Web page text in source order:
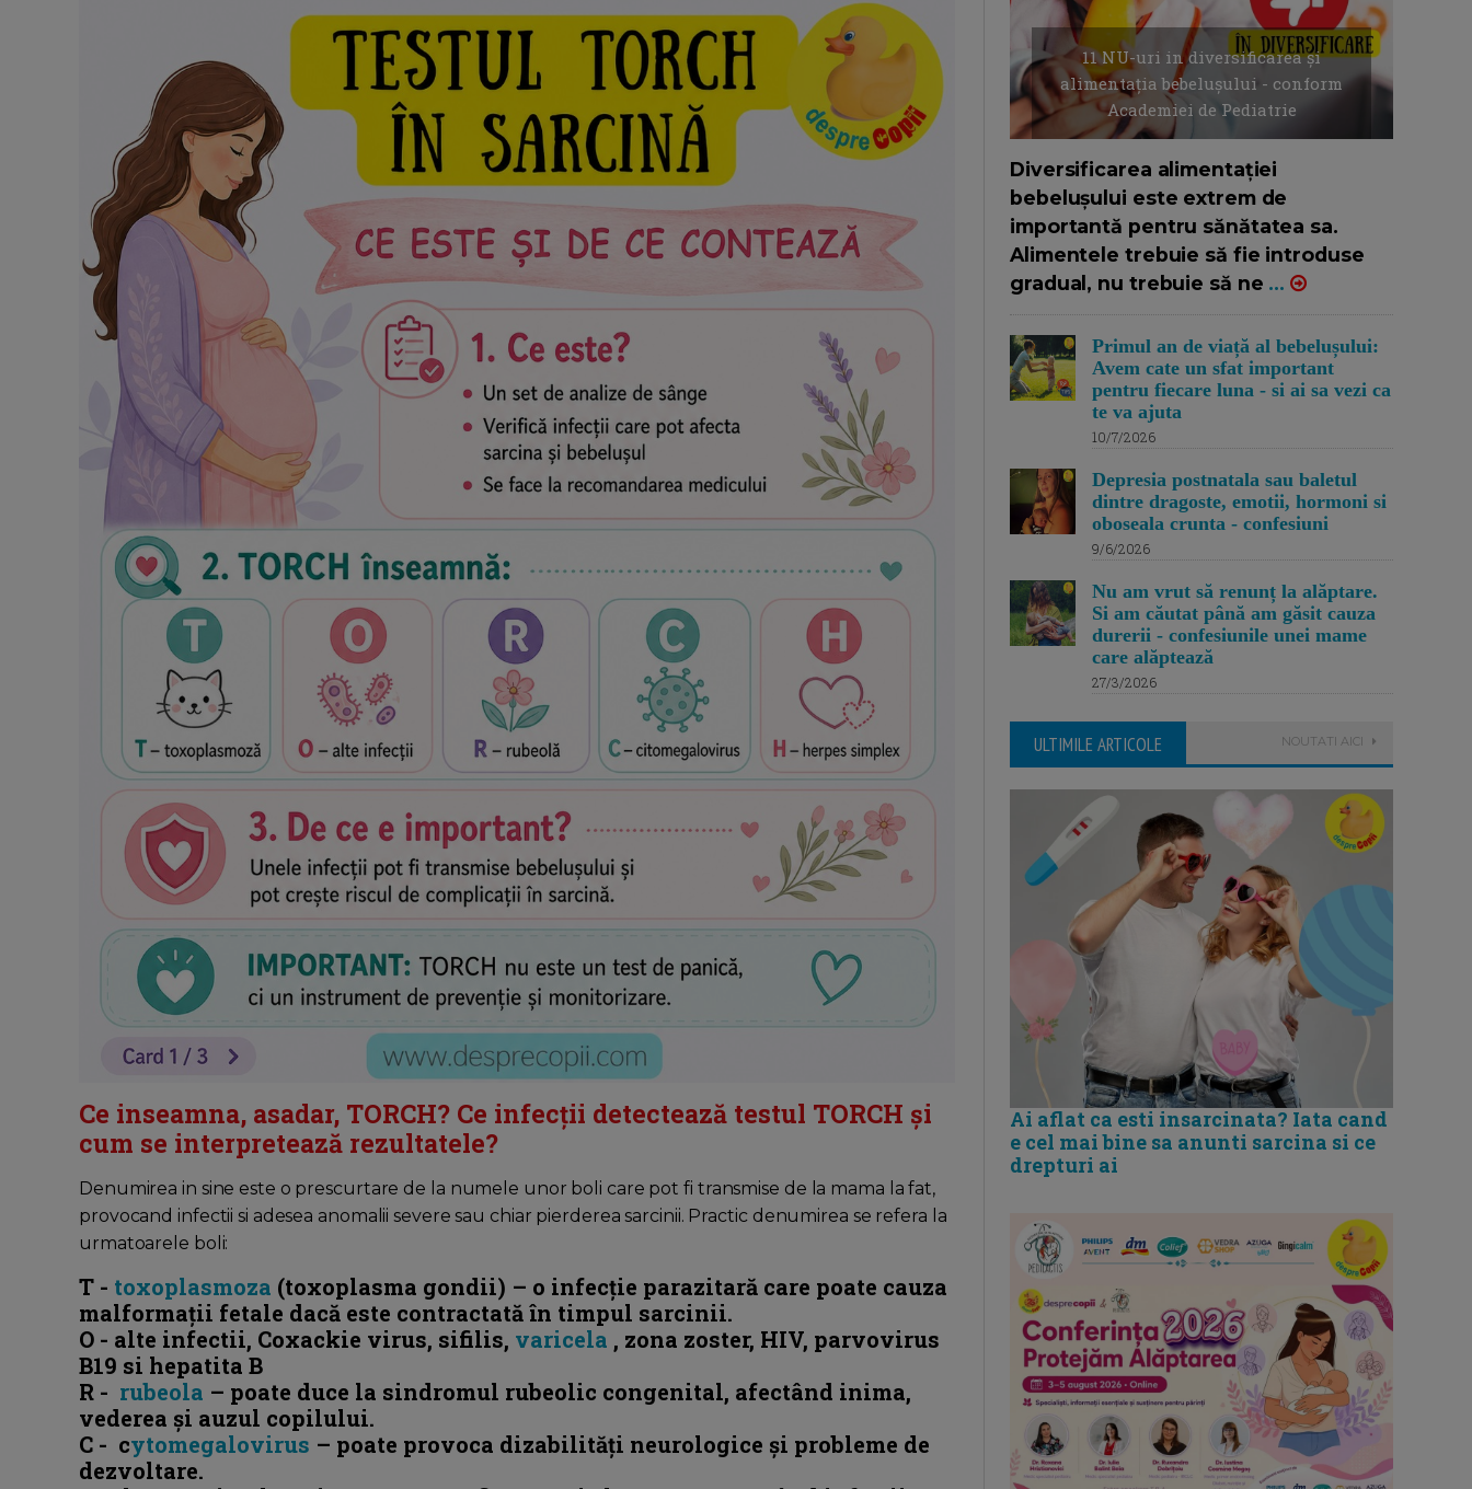
Ce inseamna, asadar, TORCH? Ce infecții detectează testul TORCH și
cum se interpretează rezultatele?
Denumirea in sine este o prescurtare de la numele unor boli care pot fi transmise de la mama la fat,
provocand infectii si adesea anomalii severe sau chiar pierderea sarcinii. Practic denumirea se refera la
urmatoarele boli:
T - toxoplasmoza (toxoplasma gondii) – o infecție parazitară care poate cauza
malformații fetale dacă este contractată în timpul sarcinii.
O - alte infectii, Coxackie virus, sifilis, varicela , zona zoster, HIV, parvovirus
B19 si hepatita B
R - rubeola – poate duce la sindromul rubeolic congenital, afectând inima,
vederea și auzul copilului.
C - cytomegalovirus – poate provoca dizabilități neurologice și probleme de
dezvoltare.
11 NU-uri in diversificarea și
alimentația bebelușului - conform
Academiei de Pediatrie
Diversificarea alimentației
bebelușului este extrem de
importantă pentru sănătatea sa.
Alimentele trebuie să fie introduse
gradual, nu trebuie să ne ...
Primul an de viață al bebelușului:
Avem cate un sfat important
pentru fiecare luna - si ai sa vezi ca
te va ajuta
10/7/2026
Depresia postnatala sau baletul
dintre dragoste, emotii, hormoni si
oboseala crunta - confesiuni
9/6/2026
Nu am vrut să renunț la alăptare.
Si am căutat până am găsit cauza
durerii - confesiunile unei mame
care alăptează
27/3/2026
ULTIMILE ARTICOLE NOUTATI AICI
Ai aflat ca esti insarcinata? Iata cand
e cel mai bine sa anunti sarcina si ce
drepturi ai